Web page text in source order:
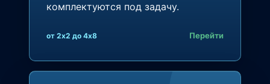
комплектуются под задачу.
от 2x2 до 4x8 Перейти